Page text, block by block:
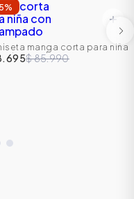
%
manga corta para niña
$ 85.990